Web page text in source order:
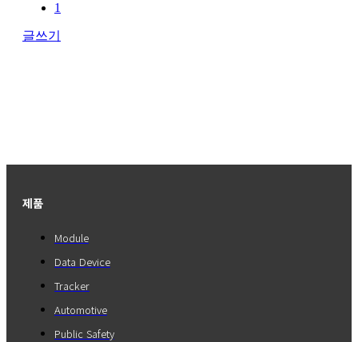
1
글쓰기
제품
Module
Data Device
Tracker
Automotive
Public Safety